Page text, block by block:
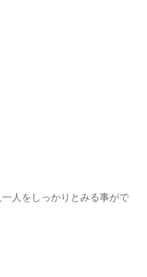
人をしっかりとみる事がで